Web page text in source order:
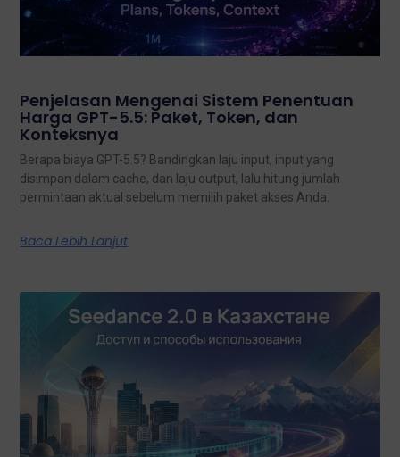
Penjelasan Mengenai Sistem Penentuan
Harga GPT-5.5: Paket, Token, dan
Konteksnya
Berapa biaya GPT-5.5? Bandingkan laju input, input yang
disimpan dalam cache, dan laju output, lalu hitung jumlah
permintaan aktual sebelum memilih paket akses Anda.
Baca Lebih Lanjut